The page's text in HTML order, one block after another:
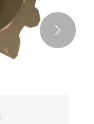
